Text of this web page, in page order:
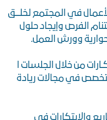
في المجتمع لخلـــق
الفرص وإيجاد حلول
وورش العمل.
من خلال الجلسات ا
في مجالات ريادة